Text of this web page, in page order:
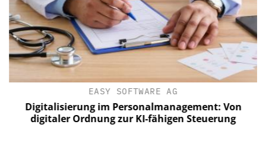
EASY SOFTWARE AG
Digitalisierung im Personalmanagement: Von
digitaler Ordnung zur KI-fähigen Steuerung